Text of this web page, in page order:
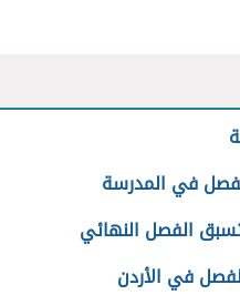
في المدرسة
الفصل النهائي
في الأردن